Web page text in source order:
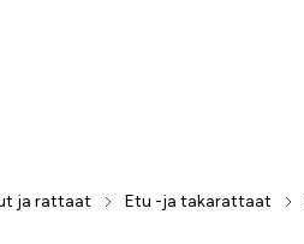
ja rattaat Etu -ja takarattaat